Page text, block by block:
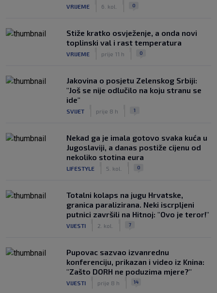
VRIJEME 6. kol. 0
Stiže kratko osvježenje, a onda novi
toplinski val i rast temperatura
VRIJEME prije 11 h 0
Jakovina o posjetu Zelenskog Srbiji:
"Još se nije odlučilo na koju stranu se
ide"
SVIJET prije 8 h 1
Nekad ga je imala gotovo svaka kuća u
Jugoslaviji, a danas postiže cijenu od
nekoliko stotina eura
LIFESTYLE 5. kol. 0
Totalni kolaps na jugu Hrvatske,
granica paralizirana. Neki iscrpljeni
putnici završili na Hitnoj: "Ovo je teror!"
VIJESTI 2. kol. 7
Pupovac sazvao izvanrednu
konferenciju, prikazan i video iz Knina:
"Zašto DORH ne poduzima mjere?"
VIJESTI prije 8 h 14